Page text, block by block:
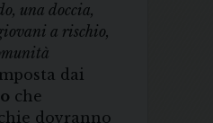
una doccia,
a rischio,
dai
che
dovranno